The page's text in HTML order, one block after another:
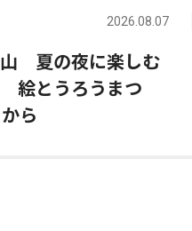
2026.08.07
夏の夜に楽しむ
絵とうろうまつ
ら